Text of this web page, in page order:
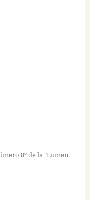
8º de la "Lumen